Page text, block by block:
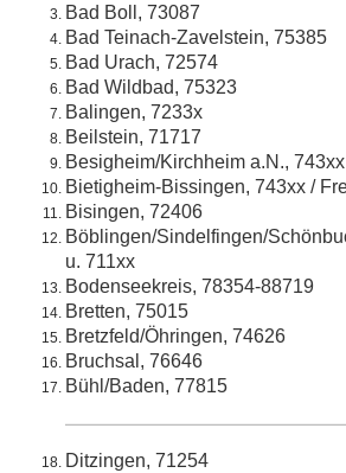
Bad Boll, 73087
Bad Teinach-Zavelstein, 75385
Bad Urach, 72574
Bad Wildbad, 75323
Balingen, 7233x
Beilstein, 71717
Besigheim/Kirchheim a.N., 743xx
Bietigheim-Bissingen, 743xx /
Bisingen, 72406
Böblingen/Sindelfingen/
u. 711xx
Bodenseekreis, 78354-88719
Bretten, 75015
Bretzfeld/Öhringen, 74626
Bruchsal, 76646
Bühl/Baden, 77815
Ditzingen, 71254